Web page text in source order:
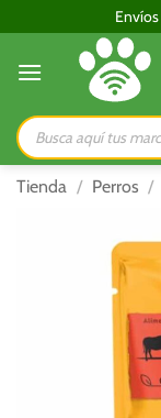
al
contenido
Envíos
Búsqueda
de
productos
Tienda / Perros /